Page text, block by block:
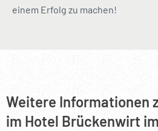
einem Erfolg zu machen!
Weitere Informationen
im Hotel Brückenwirt